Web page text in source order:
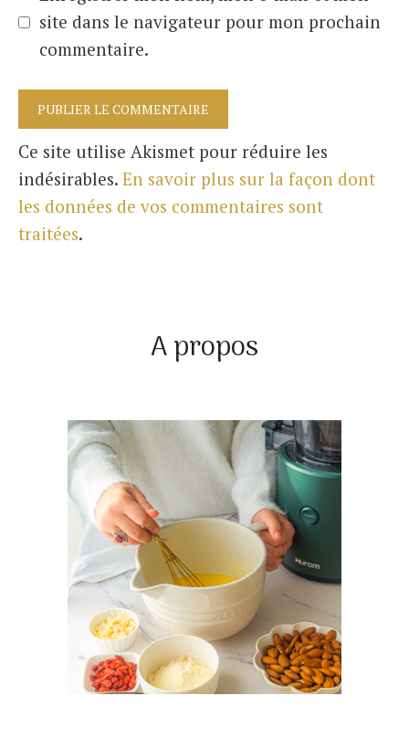
site dans le navigateur pour mon prochain
commentaire.
Ce site utilise Akismet pour réduire les
indésirables. En savoir plus sur la façon dont
les données de vos commentaires sont
traitées.
A propos